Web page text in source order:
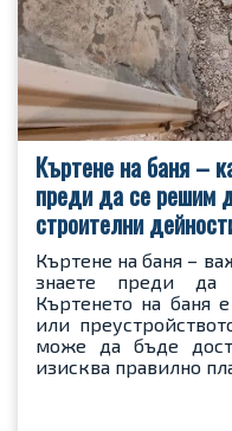
Къртене на баня –
преди да се решим
строителни
Къртене на баня –
знаете преди да
Къртенето на баня
или
може да бъде
изисква правилно